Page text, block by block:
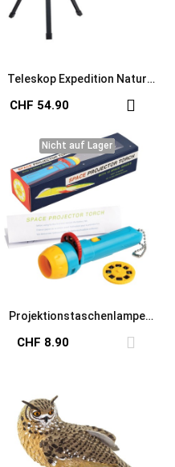
Teleskop Expedition Natur
CHF 54.90
Nicht auf Lager
Nicht auf Lager
Projektionstaschenlampe
CHF 8.90